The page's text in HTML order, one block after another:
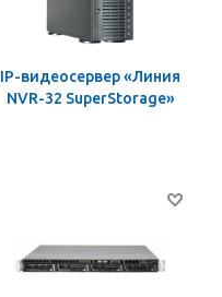
IP-видеосервер «Линия
NVR-32 SuperStorage»